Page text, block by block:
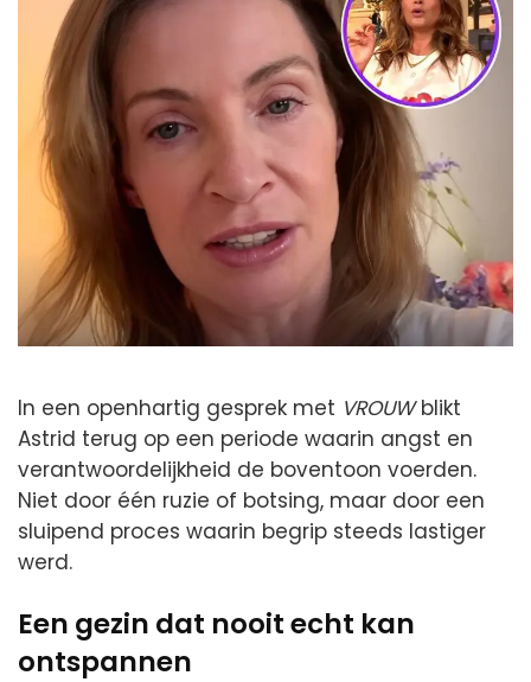
In een openhartig gesprek met VROUWblikt
Astrid terug op een periode waarin angst en
verantwoordelijkheid de boventoon voerden.
Niet door één ruzie of botsing, maar door een
sluipend proces waarin begrip steeds lastiger
werd.
Een gezin dat nooit echt kan
ontspannen